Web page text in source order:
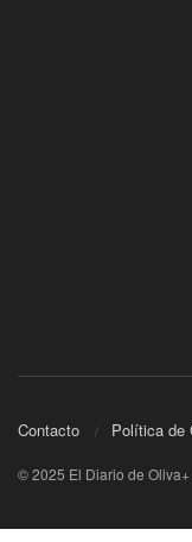
Contacto Política de
© 2025 El Diario de